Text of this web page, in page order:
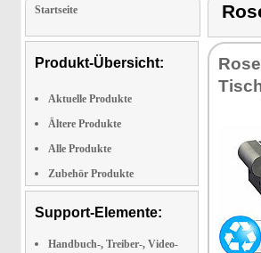
Startseite
Produkt-Übersicht:
Aktuelle Produkte
Ältere Produkte
Alle Produkte
Zubehör Produkte
Support-Elemente:
Handbuch-, Treiber-, Video-